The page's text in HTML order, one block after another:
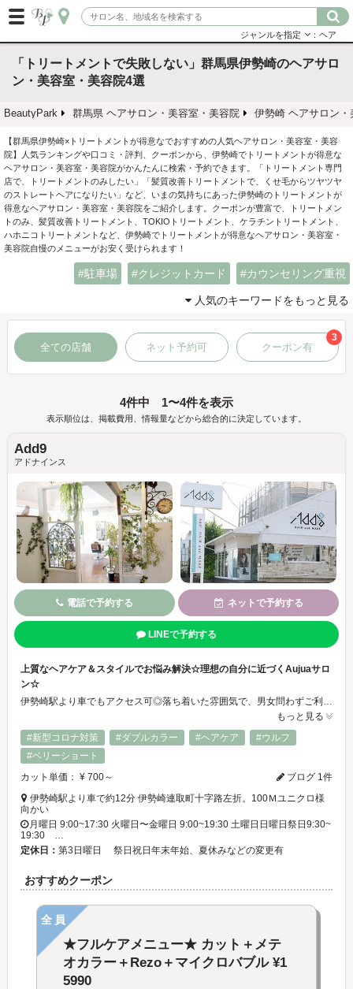
ジャンルを指定 ：ヘア
「トリートメントで失敗しない」群馬県伊勢崎のヘアサロ
ン・美容室・美容院4選
BeautyPark 群馬県 ヘアサロン・美容室・美容院 伊勢崎 ヘアサロン・
【群馬県伊勢崎×トリートメントが得意なでおすすめの人気ヘアサロン・美容室・美容
院】人気ランキングや口コミ・評判、クーポンから、伊勢崎でトリートメントが得意な
ヘアサロン・美容室・美容院がかんたんに検索・予約できます。「トリートメント専門
店で、トリートメントのみしたい」「髪質改善トリートメントで、くせ毛からツヤツヤ
のストレートヘアになりたい」など、いまの気持ちにあった伊勢崎のトリートメントが
得意なヘアサロン・美容室・美容院をご紹介します。クーポンが豊富で、トリートメン
トのみ、髪質改善トリートメント、TOKIOトリートメント、ケラチントリートメント、
ハホニコトリートメントなど、伊勢崎でトリートメントが得意なヘアサロン・美容室・
美容院自慢のメニューがお安く受けられます！
駐車場 クレジットカード カウンセリング重視
人気のキーワードをもっと見る
全ての店舗 ネット予約可 クーポン有
3
4件中 1〜4件を表示
表示順位は、掲載費用、情報量などから総合的に決定しています。
Add9
アドナインス
電話で予約する ネットで予約する
LINEで予約する
上質なヘアケア＆スタイルでお悩み解決☆理想の自分に近づくAujuaサロ
ン☆
伊勢崎駅より車でもアクセス可◎落ち着いた雰囲気で、男女問わずご利用いただけます。最高級トリートメントAujua(オージュア)の正規取扱店。魔法のバブル(マーブ)、カラー剤等から頭皮を守る薬剤無害化システム(レゾ)導入♪髪質改善メテオカラーと合わせて、透明感溢れるトレンドスタイルも可能☆髪のパサつきやカラーによるダメージが気になる方におすすめです☆お子様連れもＯＫです！
もっと見る
#新型コロナ対策
#ダブルカラー #ヘアケア
#ウルフ
#ベリーショート
カット単価： ¥ 700～
ブログ 1件
伊勢崎駅より車で約12分 伊勢崎連取町十字路左折。100Ｍユニクロ様
向かい
月曜日 9:00~17:30 火曜日〜金曜日 9:00~19:30 土曜日日曜日祭日9:30~
19:30 …
定休日： 第3日曜日 祭日祝日年末年始、夏休みなどの変更有
おすすめクーポン
全員
★フルケアメニュー★ カット＋メテ
オカラー＋Rezo＋マイクロバブル ¥1
5990